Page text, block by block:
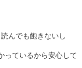
んでも飽きないし
っているから安心して